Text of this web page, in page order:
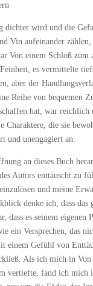
dichter wird und die
Vin aufeinander
Von einem Schloß zum
es vermittelte
aber der
Reihe von bequemen
hat, war reichlich
Charaktere, die sie
und unengagiert an.
an dieses Buch
Autors enttäuscht zu
und meine
denke ich, dass das
dass es seinem eigenen
ein Versprechen, das
einem Gefühl von
Als ich mich in Von
vertiefte, fand ich mich